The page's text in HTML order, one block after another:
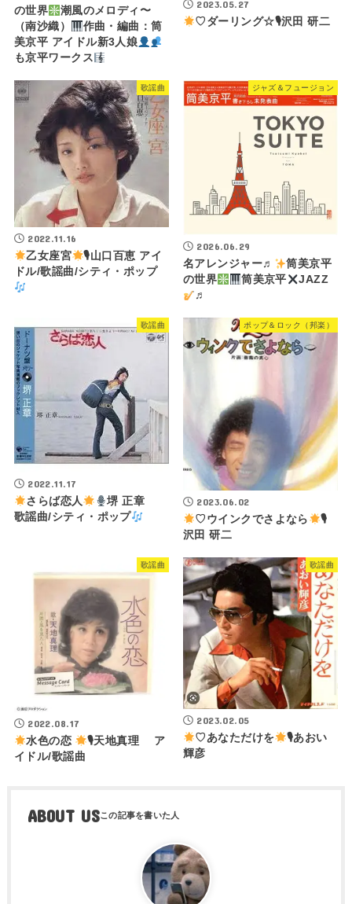
の世界
潮風のメロディ〜
（南沙織）
作曲・編曲：筒
美京平 アイドル新3人娘
も京平ワークス
2023.05.27
♡ダーリング☆🎙沢田 研二
歌謡曲
2022.11.16
乙女座宮
🎙山口百恵 アイ
ドル/歌謡曲/シティ・ポップ
ジャズ＆フュージョン
2026.06.29
名アレンジャー♬
筒美京平
の世界
筒美京平
JAZZ
♬
歌謡曲
2022.11.17
さらば恋人
堺 正章
歌謡曲/シティ・ポップ
ポップ＆ロック（邦楽）
2023.06.02
♡ウインクでさよなら
🎙
沢田 研二
歌謡曲
2022.08.17
水色の恋
🎙天地真理 ア
イドル/歌謡曲
歌謡曲
2023.02.05
♡あなただけを
🎙あおい
輝彦
ABOUT US